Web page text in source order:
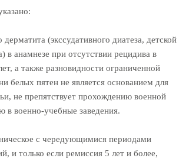
(экссудативного диатеза, детской
в анамнезе при отсутствии рецидива в
а также разновидности ограниченной
белых пятен не является основанием для
не препятствует прохождению военной
в военно-учебные заведения.
с чередующимися периодами
и только если ремиссия 5 лет и более,